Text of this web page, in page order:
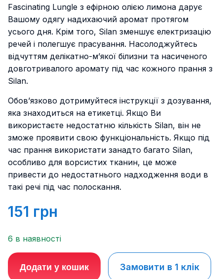
Fascinating Lungle з ефірною олією лимона дарує
Вашому одягу надихаючий аромат протягом
усього дня. Крім того, Silan зменшує електризацію
речей і полегшує прасування. Насолоджуйтесь
відчуттям делікатно-м’якої білизни та насиченого
довготривалого аромату під час кожного прання з
Silan.
Обов’язково дотримуйтеся інструкції з дозування,
яка знаходиться на етикетці. Якщо Ви
використаєте недостатню кількість Silan, він не
зможе проявити свою функціональність. Якщо під
час прання використати занадто багато Silan,
особливо для ворсистих тканин, це може
привести до недостатнього надходження води в
такі речі під час полоскання.
151 грн
6 в наявності
Додати у кошик Замовити в 1 клік